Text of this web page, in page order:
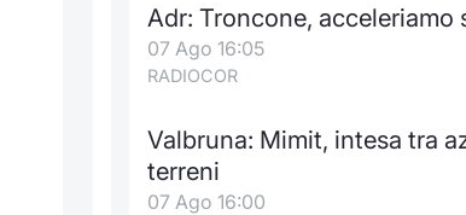
Adr: Troncone,
07 Ago 16:05
RADIOCOR
Valbruna: Mimit, intesa tra
terreni
07 Ago 16:00